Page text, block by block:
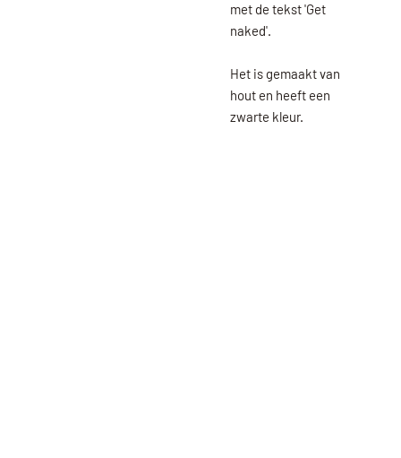
met de tekst 'Get
naked'.
Het is gemaakt van
hout en heeft een
zwarte kleur.